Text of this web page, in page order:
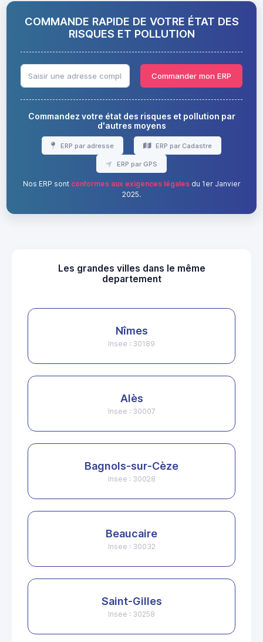
COMMANDE RAPIDE DE VOTRE ÉTAT DES
RISQUES ET POLLUTION
Commander mon ERP
Commandez votre état des risques et pollution par
d'autres moyens
ERP par adresse ERP par Cadastre
ERP par GPS
Nos ERP sont conformes aux exigences légalesdu 1er Janvier
2025.
Les grandes villes dans le même
departement
Nîmes
Insee : 30189
Alès
Insee : 30007
Bagnols-sur-Cèze
Insee : 30028
Beaucaire
Insee : 30032
Saint-Gilles
Insee : 30258